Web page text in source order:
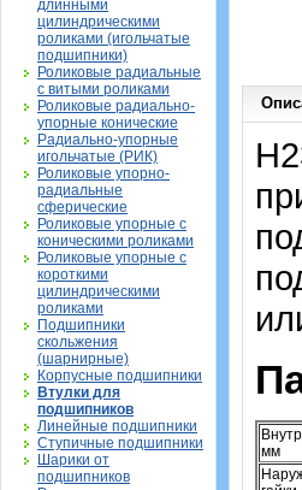
длинными
цилиндрическими
роликами (игольчатые
подшипники)
Роликовые радиальные
с витыми роликами
Роликовые радиально-
упорные конические
Радиально-упорные
игольчатые (РИК)
Роликовые упорно-
радиальные
сферические
Роликовые упорные с
коническими роликами
Роликовые упорные с
короткими
цилиндрическими
роликами
Подшипники
скольжения
(шарнирные)
Корпусные подшипники
Втулки для
подшипников
Линейные подшипники
Ступичные подшипники
Шарики от
подшипников
мм